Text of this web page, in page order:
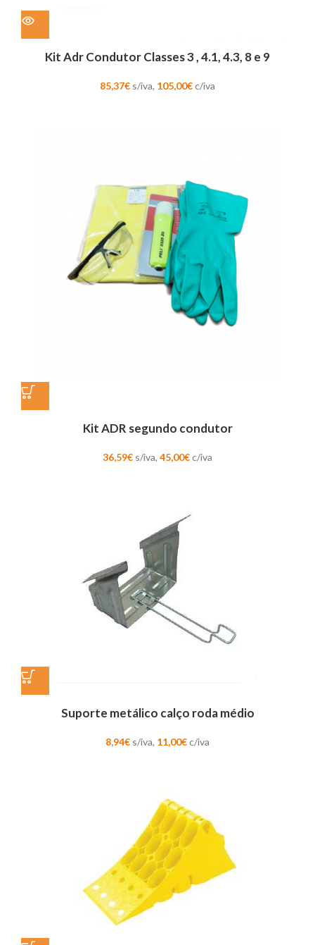
Kit Adr Condutor Classes 3 , 4.1, 4.3, 8 e 9
85,37€ s/iva, 105,00€c/iva
Kit ADR segundo condutor
36,59€ s/iva, 45,00€c/iva
Suporte metálico calço roda médio
8,94€ s/iva, 11,00€c/iva